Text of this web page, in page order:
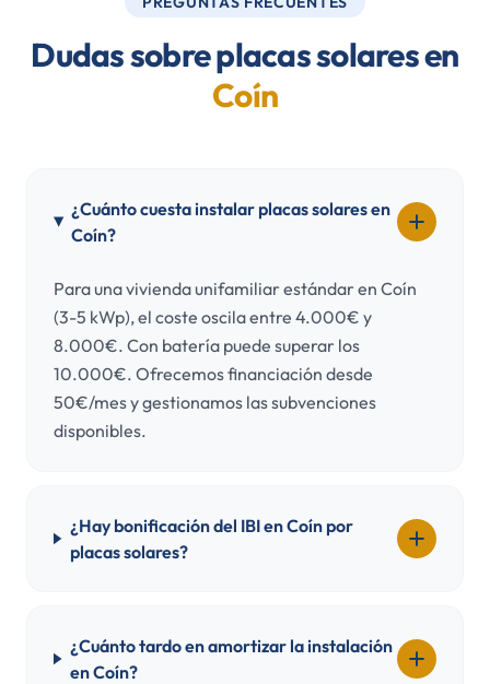
Dudas sobre placas solares en
Coín
¿Cuánto cuesta instalar placas solares en
Coín?
Para una vivienda unifamiliar estándar en Coín
(3-5 kWp), el coste oscila entre 4.000€ y
8.000€. Con batería puede superar los
10.000€. Ofrecemos financiación desde
50€/mes y gestionamos las subvenciones
disponibles.
¿Hay bonificación del IBI en Coín por
placas solares?
¿Cuánto tardo en amortizar la instalación
en Coín?